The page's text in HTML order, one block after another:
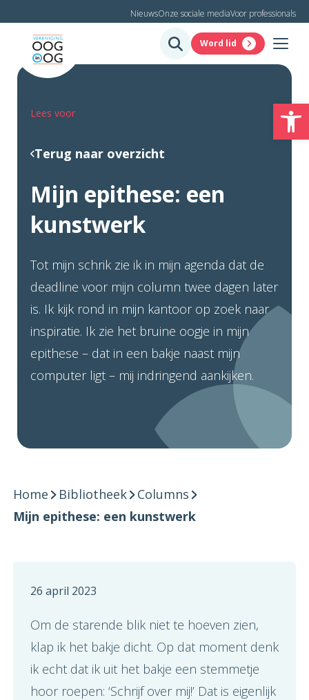
NieuwsOnze sociale mediaVoor professionals
Word lid
Lees voor
Terug naar overzicht
Mijn epithese: een
kunstwerk
Tot mijn schrik zie ik in mijn agenda dat de
deadline voor mijn column twee dagen later
is. Ik kijk rond in mijn kantoor op zoek naar
inspiratie. Ik zie het bruine oogje in mijn
epithese – dat in een bakje naast mijn
computer ligt – mij indringend aankijken.
Home Bibliotheek
Columns
Mijn epithese: een kunstwerk
26 april 2023
Om de starende blik niet te hoeven zien,
klap ik het bakje dicht. Op dat moment denk
ik echt dat ik uit het bakje een stemmetje
hoor roepen: ‘Schrijf over mij!’ Dat is eigenlijk